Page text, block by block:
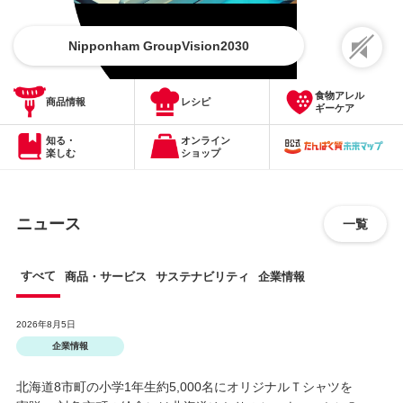
Nipponham GroupVision2030
商品情報 レシピ
食物アレル
ギーケア
知る・
楽しむ
オンライン
ショップ
ニュース 一覧
すべて 商品・サービス サステナビリティ 企業情報
2026年8月5日
企業情報
北海道8市町の小学1年生約5,000名にオリジナルＴシャツを